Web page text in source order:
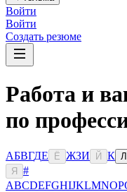
Войти
Войти
Создать резюме
Работа и
по
АБВГДЕ Ё ЖЗИ Й К Л
Я
#
ABCDEFGHIJKLMNOP